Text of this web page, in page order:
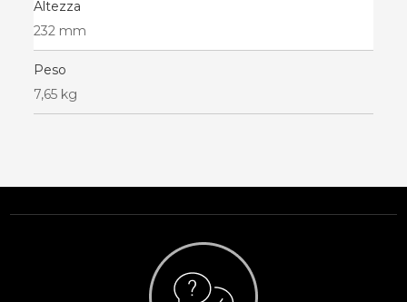
Altezza
232 mm
Peso
7,65 kg